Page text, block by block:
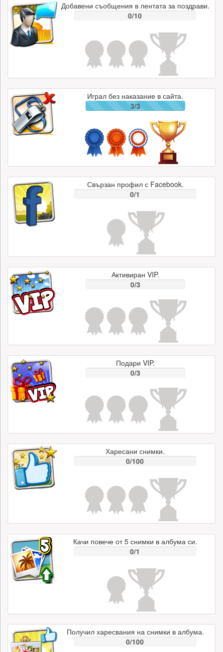
Добавени съобщения в лентата за поздрави.
0/10
Играл без наказание в сайта.
3/3
Свързан профил с Facebook.
0/1
Активиран VIP.
0/3
Подари VIP.
0/3
Харесани снимки.
0/100
Качи повече от 5 снимки в албума си.
0/1
Получил харесвания на снимки в албума.
0/100